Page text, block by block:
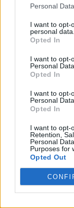
Personal
I want to opt-
personal data.
Opted In
I want to opt-
Personal Data.
Opted In
I want to opt-
Personal
Opted In
I want to opt-
Retention,
Personal
Purposes for
Opted Out